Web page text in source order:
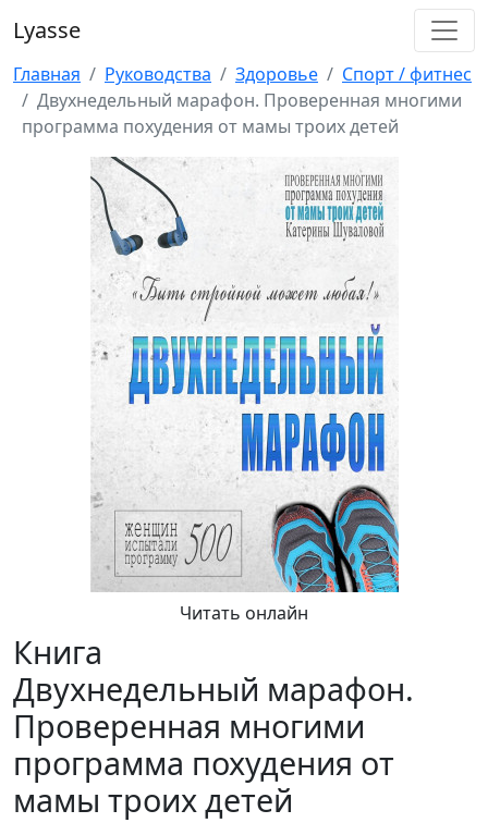
Lyasse
Главная Руководства Здоровье
Спорт / фитнес
Двухнедельный марафон. Проверенная многими
программа похудения от мамы троих детей
Читать онлайн
Книга
Двухнедельный марафон.
Проверенная многими
программа похудения от
мамы троих детей